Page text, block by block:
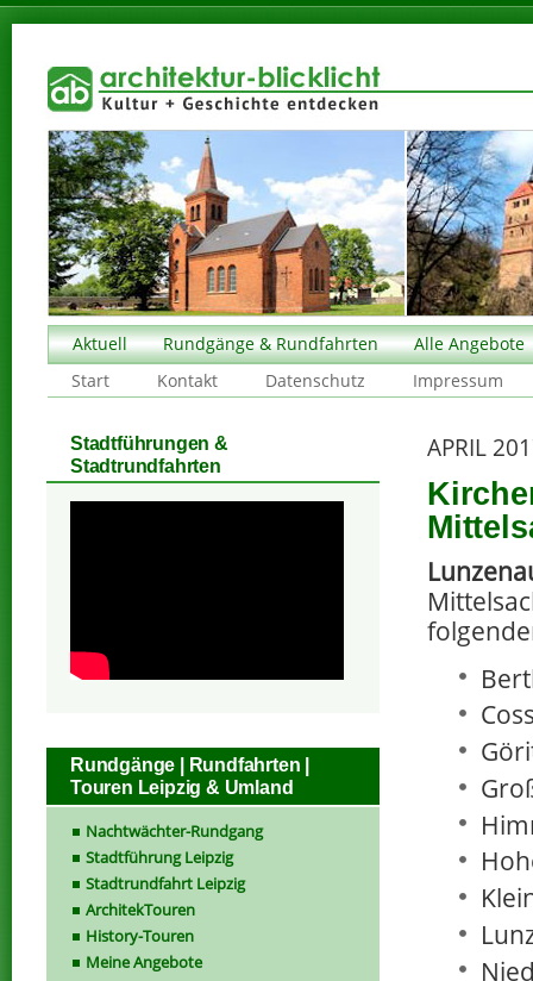
Aktuell Rundgänge & Rundfahrten
Alle Angebote
Start
Kontakt Datenschutz Impressum
APRIL
Stadtführungen &
Stadtrundfahrten
Rundgänge | Rundfahrten |
Touren Leipzig & Umland
Nachtwächter-Rundgang
Stadtführung Leipzig
Stadtrundfahrt Leipzig
ArchitekTouren
History-Touren
Meine Angebote